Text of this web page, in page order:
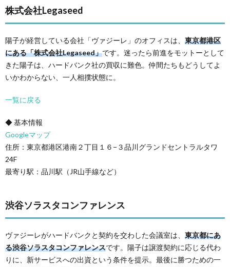
株式会社Legaseed
陽子が経営している会社「ヴァジーレ」のオフィスは、 東京都港区
にある「株式会社Legaseed」です。迷ったら前進をモットーとして
きた陽子は、ハードバンク社の買収に難色。仲間たちもどうしてよ
いかわからない、一人相撲状態に。
一覧に戻る
◆ 基本情報
Googleマップ
住所：東京都港区港南２丁目１６−３品川グランドセントラルタワ
24F
最寄り駅：品川駅（JR山手線など）
渋谷ソラスタコンファレンス
ヴァジーレがハードバンクと契約を交わした会議室は、 東京都にあ
る渋谷ソラスタコンファレンスです。陽子は譲渡契約に応じる代わ
りに、新サービスへの出資という条件を提示。最後に勝つための一